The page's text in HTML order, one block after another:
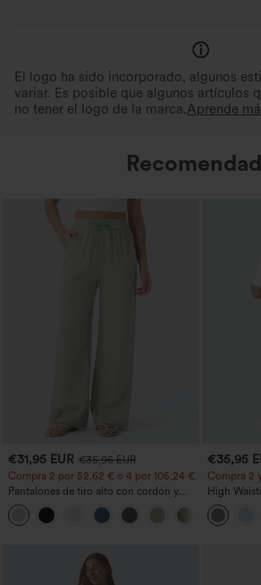
El logo ha sido incorporado, algunos
variar. Es posible que algunos artículos
no tener el logo de la marca.Aprende
€31,95 EUR €35,95 EUR
Compra 2 por 52,62 € o 4 por 105,24 €.
Pantalones de tiro alto con cordón y
bolsillos, pernera ancha, holgados y de
estilo casual con tacto de lino.
€35,95
Compra 2
High
Work Pants